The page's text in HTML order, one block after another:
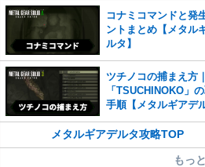
コナミコマンドと発
ントまとめ【メタル
ルタ】
ツチノコの捕まえ方
「TSUCHINOKO」
手順【メタルギアデ
メタルギアデルタ攻略TOP
もっ